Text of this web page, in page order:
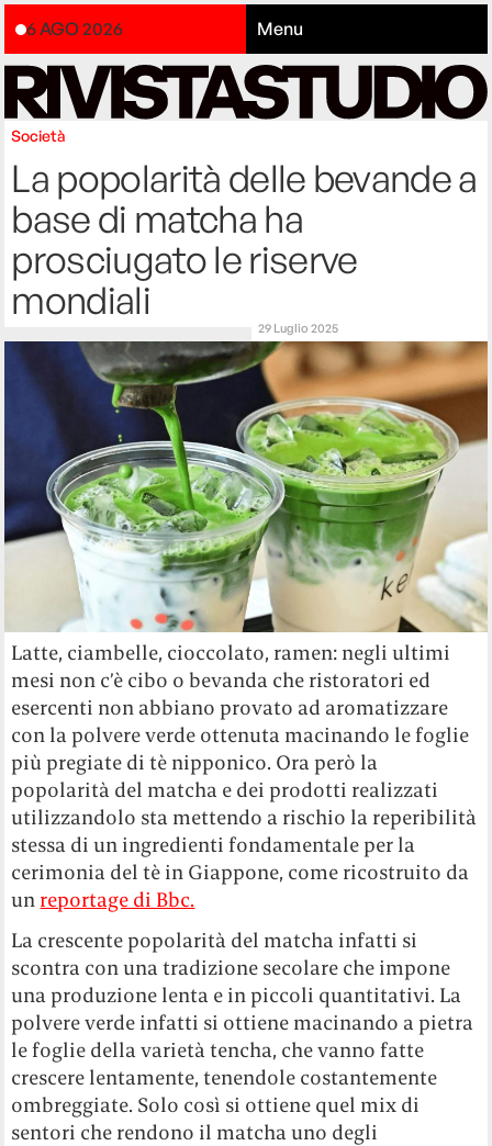
6 AGO 2026 Menu
Società
La popolarità delle bevande a
base di matcha ha
prosciugato le riserve
mondiali
29 Luglio 2025
Latte, ciambelle, cioccolato, ramen: negli ultimi
mesi non c’è cibo o bevanda che ristoratori ed
esercenti non abbiano provato ad aromatizzare
con la polvere verde ottenuta macinando le foglie
più pregiate di tè nipponico. Ora però la
popolarità del matcha e dei prodotti realizzati
utilizzandolo sta mettendo a rischio la reperibilità
stessa di un ingredienti fondamentale per la
cerimonia del tè in Giappone, come ricostruito da
un reportage di Bbc.
La crescente popolarità del matcha infatti si
scontra con una tradizione secolare che impone
una produzione lenta e in piccoli quantitativi. La
polvere verde infatti si ottiene macinando a pietra
le foglie della varietà tencha, che vanno fatte
crescere lentamente, tenendole costantemente
ombreggiate. Solo così si ottiene quel mix di
sentori che rendono il matcha uno degli